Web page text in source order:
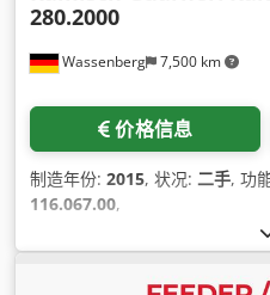
Wassenberg 7,500 km
280.2000
价格信息
制造年份: 2015, 状况: 二手, 功
116.067.00,